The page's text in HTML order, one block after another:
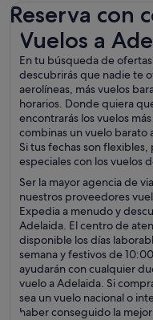
Reserva con
Vuelos a
En tu búsqueda de
descubrirás que nadie te
aerolíneas, más vuelos
horarios. Donde quiera
encontrarás los vuelos
combinas un vuelo barato
Si tus fechas son
especiales con los vuelos
Ser la mayor agencia de
nuestros proveedores
Expedia a menudo y
Adelaida. El centro de
disponible los días
semana y festivos de
ayudarán con cualquier
vuelo a Adelaida. Si
sea un vuelo nacional o
haber conseguido la
Vuelos a Adelaida